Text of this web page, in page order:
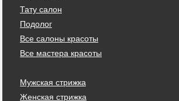
Тату салон
Подолог
Все салоны красоты
Все мастера красоты
Мужская стрижка
Женская стрижка